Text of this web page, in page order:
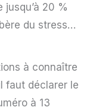
20 %
du stress…
à connaître
faut déclarer le
à 13